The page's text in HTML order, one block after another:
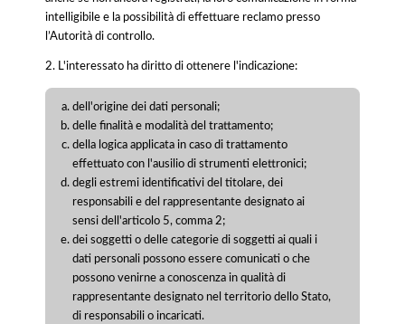
intelligibile e la possibilità di effettuare reclamo presso
l’Autorità di controllo.
2. L'interessato ha diritto di ottenere l'indicazione:
dell'origine dei dati personali;
delle finalità e modalità del trattamento;
della logica applicata in caso di trattamento
effettuato con l'ausilio di strumenti elettronici;
degli estremi identificativi del titolare, dei
responsabili e del rappresentante designato ai
sensi dell'articolo 5, comma 2;
dei soggetti o delle categorie di soggetti ai quali i
dati personali possono essere comunicati o che
possono venirne a conoscenza in qualità di
rappresentante designato nel territorio dello Stato,
di responsabili o incaricati.